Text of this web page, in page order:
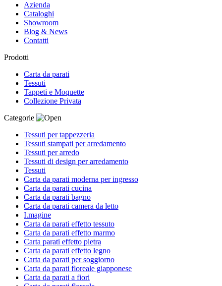
Azienda
Cataloghi
Showroom
Blog & News
Contatti
Prodotti
Carta da parati
Tessuti
Tappeti e Moquette
Collezione Privata
Categorie
Tessuti per tappezzeria
Tessuti stampati per arredamento
Tessuti per arredo
Tessuti di design per arredamento
Tessuti
Carta da parati moderna per ingresso
Carta da parati cucina
Carta da parati bagno
Carta da parati camera da letto
I.magine
Carta da parati effetto tessuto
Carta da parati effetto marmo
Carta parati effetto pietra
Carta da parati effetto legno
Carta da parati per soggiorno
Carta da parati floreale giapponese
Carta da parati a fiori